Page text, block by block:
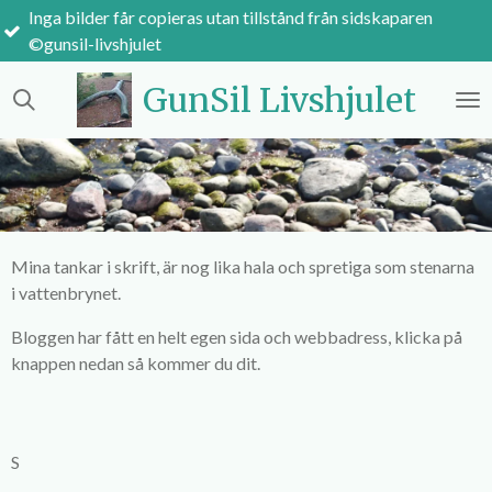
Hoppa
huvudinnehållet
GunSil Livshjulet
får copieras utan tillstånd från sidskaparen
Mina tankar i skrift, är nog lika hala och spretiga som stenarna
i vattenbrynet.
Bloggen har fått en helt egen sida och webbadress, klicka på
knappen nedan så kommer du dit.
S